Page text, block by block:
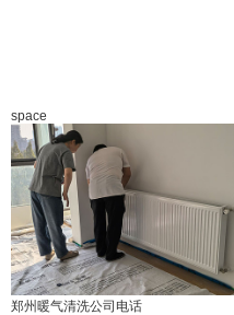
space
郑州暖气清洗公司电话